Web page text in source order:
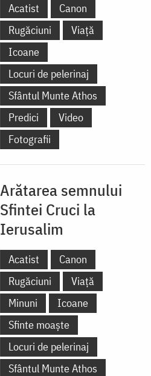
Acatist
Canon
Rugăciuni
Viață
Icoane
Locuri de pelerinaj
Sfântul Munte Athos
Predici
Video
Fotografii
Arătarea semnului
Sfintei Cruci la
Ierusalim
Acatist
Canon
Rugăciuni
Viață
Minuni
Icoane
Sfinte moaște
Locuri de pelerinaj
Sfântul Munte Athos